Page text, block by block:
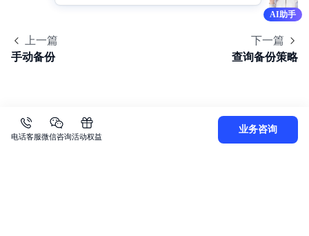
上一篇
手动备份
下一篇
查询备份策略
AI助手
电话客服微信咨询活动权益
业务咨询